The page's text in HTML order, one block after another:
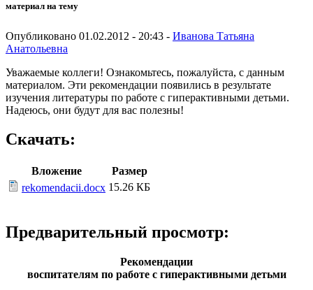
материал на тему
Опубликовано 01.02.2012 - 20:43 - Иванова Татьяна
Анатольевна
Уважаемые коллеги! Ознакомьтесь, пожалуйста, с данным
материалом. Эти рекомендации появились в результате
изучения литературы по работе с гиперактивными детьми.
Надеюсь, они будут для вас полезны!
Скачать:
Вложение
Размер
rekomendacii.docx 15.26 КБ
Предварительный просмотр:
Рекомендации
воспитателям по работе с гиперактивными детьми